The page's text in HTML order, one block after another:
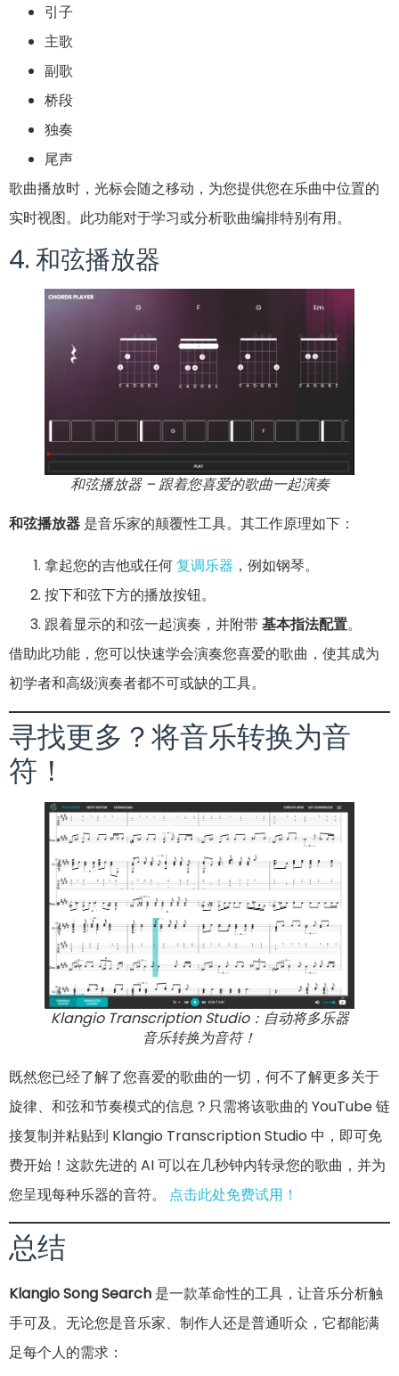
引子
主歌
副歌
桥段
独奏
尾声
歌曲播放时，光标会随之移动，为您提供您在乐曲中位置的
实时视图。此功能对于学习或分析歌曲编排特别有用。
4. 和弦播放器
和弦播放器 – 跟着您喜爱的歌曲一起演奏
和弦播放器 是音乐家的颠覆性工具。其工作原理如下：
拿起您的吉他或任何复调乐器 ，例如钢琴。
按下和弦下方的播放按钮。
跟着显示的和弦一起演奏，并附带基本指法配置。
借助此功能，您可以快速学会演奏您喜爱的歌曲，使其成为
初学者和高级演奏者都不可或缺的工具。
寻找更多？将音乐转换为音
符！
Klangio Transcription Studio：自动将多乐器
音乐转换为音符！
既然您已经了解了您喜爱的歌曲的一切，何不了解更多关于
旋律、和弦和节奏模式的信息？只需将该歌曲的 YouTube 链
接复制并粘贴到 Klangio Transcription Studio 中，即可免
费开始！这款先进的 AI 可以在几秒钟内转录您的歌曲，并为
您呈现每种乐器的音符。 点击此处免费试用！
总结
Klangio Song Search 是一款革命性的工具，让音乐分析触
手可及。无论您是音乐家、制作人还是普通听众，它都能满
足每个人的需求：